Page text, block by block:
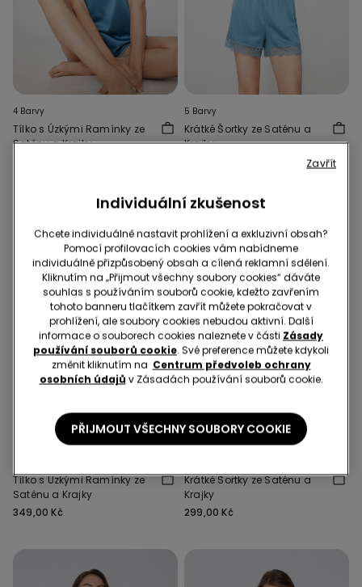
4 Barvy
Tílko s Úzkými Ramínky ze
Saténu a Krajky
5 Barvy
Krátké Šortky ze Saténu a
Krajky
Tílko s Úzkými Ramínky ze
Saténu a Krajky
349,00 Kč
Krátké Šortky ze Saténu a
Krajky
299,00 Kč
Individuální zkušenost
Chcete individuálně nastavit prohlížení a exkluzivní obsah?
Pomocí profilovacích cookies vám nabídneme
individuálně přizpůsobený obsah a cílená reklamní sdělení.
Kliknutím na „Přijmout všechny soubory cookies“ dáváte
souhlas s používáním souborů cookie, kdežto zavřením
tohoto banneru tlačítkem zavřít můžete pokračovat v
prohlížení, ale soubory cookies nebudou aktivní. Další
informace o souborech cookies naleznete v části Zásady
používání souborů cookie. Své preference můžete kdykoli
změnit kliknutím na Centrum předvoleb ochrany
osobních údajů v Zásadách používání souborů cookie.
PŘIJMOUT VŠECHNY SOUBORY COOKIE
Zavřít